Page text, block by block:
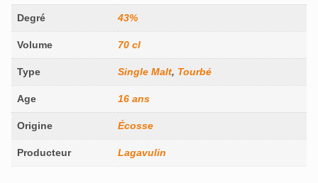
Degré 43%
Volume 70 cl
Type Single Malt, Tourbé
Age 16 ans
Origine Écosse
Producteur Lagavulin